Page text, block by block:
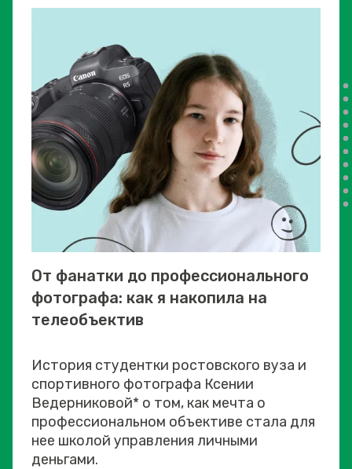
От фанатки до профессионального
фотографа: как я накопила на
телеобъектив
История студентки ростовского вуза и
спортивного фотографа Ксении
Ведерниковой* о том, как мечта о
профессиональном объективе стала для
нее школой управления личными
деньгами.